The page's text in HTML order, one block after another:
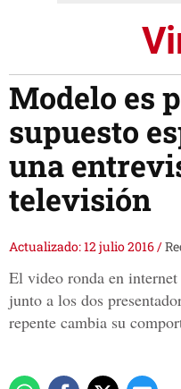
Modelo es
supuesto
una
televisión
Actualizado: 12 julio 2016/
El video ronda en
junto a los dos
repente cambia su